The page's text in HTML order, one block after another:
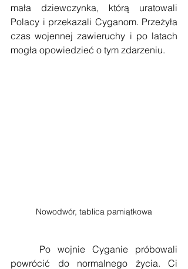
mała dziewczynka, którą uratowali
Polacy i przekazali Cyganom. Przeżyła
czas wojennej zawieruchy i po latach
mogła opowiedzieć o tym zdarzeniu.
Nowodwór, tablica pamiątkowa
Po wojnie Cyganie próbowali
powrócić do normalnego życia. Ci